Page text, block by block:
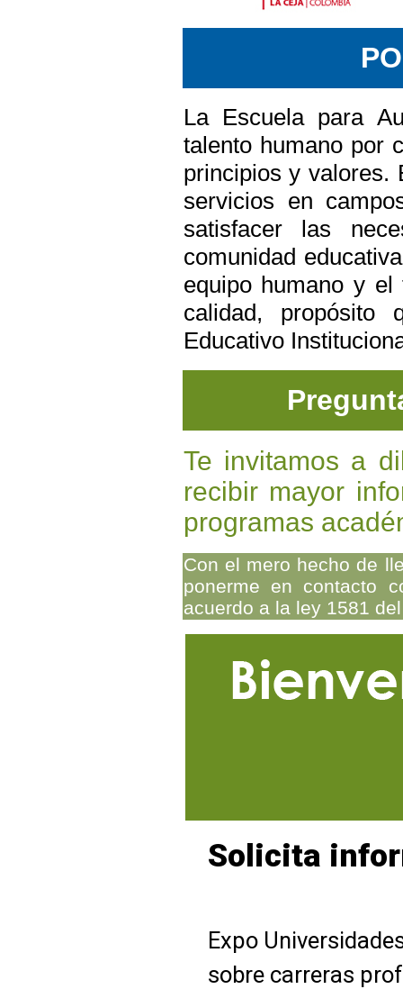
La Escuela para
talento humano por
principios y valores.
servicios en
satisfacer las
comunidad
equipo humano y
calidad, propósito
Educativo
Te invitamos a
recibir mayor
programas
Con el mero hecho de
ponerme en contacto
acuerdo a la ley 1581